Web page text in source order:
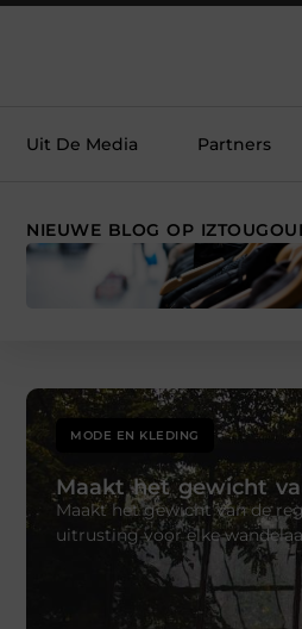
Uit De Media Partners
NIEUWE BLOG OP
MODE EN KLEDING
Maakt het gewicht
Maakt het gewicht van de
uitrusting voor elke